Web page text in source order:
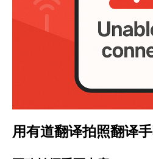
用有道翻译拍照翻译